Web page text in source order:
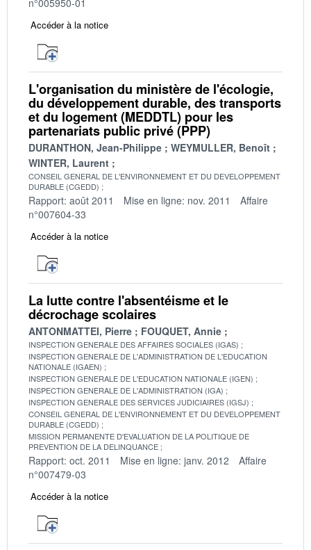
Accéder à la notice
L'organisation du ministère de l'écologie,
du développement durable, des transports
et du logement (MEDDTL) pour les
partenariats public privé (PPP)
DURANTHON, Jean-Philippe
WEYMULLER, Benoît
WINTER, Laurent
CONSEIL GENERAL DE L'ENVIRONNEMENT ET DU DEVELOPPEMENT
DURABLE (CGEDD)
Rapport: août 2011 Mise en ligne: nov. 2011
Affaire
n°007604-33
Accéder à la notice
La lutte contre l'absentéisme et le
décrochage scolaires
ANTONMATTEI, Pierre FOUQUET, Annie
INSPECTION GENERALE DES AFFAIRES SOCIALES (IGAS)
INSPECTION GENERALE DE L'ADMINISTRATION DE L'EDUCATION
NATIONALE (IGAEN)
INSPECTION GENERALE DE L'EDUCATION NATIONALE (IGEN)
INSPECTION GENERALE DE L'ADMINISTRATION (IGA)
INSPECTION GENERALE DES SERVICES JUDICIAIRES (IGSJ)
CONSEIL GENERAL DE L'ENVIRONNEMENT ET DU DEVELOPPEMENT
DURABLE (CGEDD)
MISSION PERMANENTE D'EVALUATION DE LA POLITIQUE DE
PREVENTION DE LA DELINQUANCE
Rapport: oct. 2011 Mise en ligne: janv. 2012
Affaire
n°007479-03
Accéder à la notice